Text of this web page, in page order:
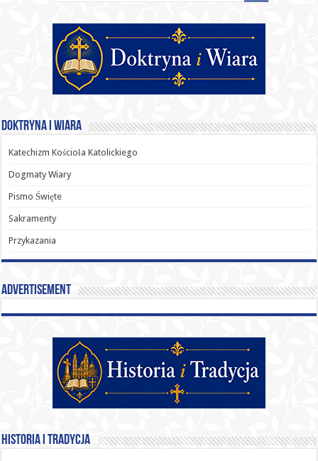
Doktryna i Wiara
Katechizm Kościoła Katolickiego
Dogmaty Wiary
Pismo Święte
Sakramenty
Przykazania
Advertisement
Historia i Tradycja